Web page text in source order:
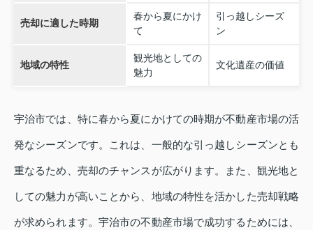
売却に適した時期
春から夏にかけ
て
引っ越しシーズ
ン
地域の特性
観光地としての
魅力
文化遺産の価値
宇治市では、特に春から夏にかけての時期が不動産市場の活
発なシーズンです。これは、一般的な引っ越しシーズンとも
重なるため、売却のチャンスが広がります。また、観光地と
しての魅力が高いことから、地域の特性を活かした売却戦略
が求められます。宇治市の不動産市場で成功するためには、